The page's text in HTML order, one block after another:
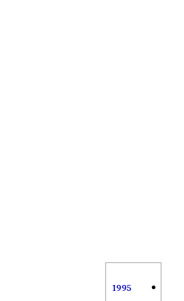
1995